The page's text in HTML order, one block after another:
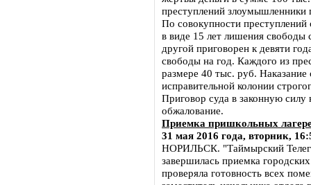
преступлений злоумышленники
По совокупности
в виде 15 лет лишения свободы
другой приговорен к девяти
свободы на год. Каждого из
размере 40 тыс. руб.
исправительной колонии
Приговор суда в законную силу
обжалование.
Приемка пришкольных
31 мая 2016 года, вторник,
НОРИЛЬСК. "Таймырский
завершилась приемка
проверяла готовность всех